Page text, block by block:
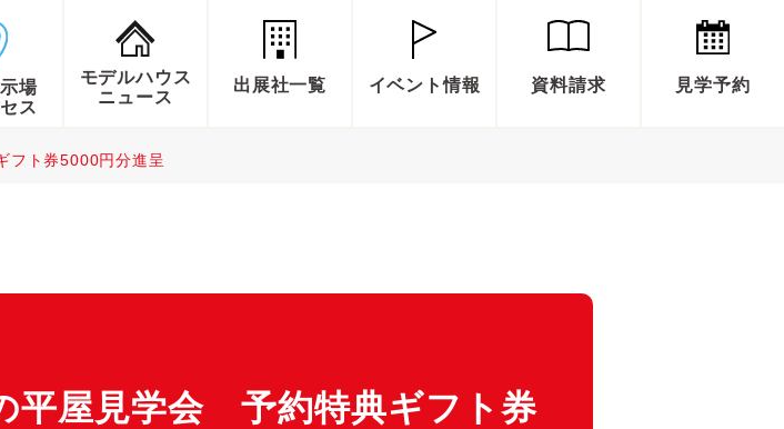
場
ス
モデルハウス
ニュース
出展社一覧 イベント情報 資料請求 見学予約
フト券5000円分進呈
平屋見学会 予約特典ギフト券